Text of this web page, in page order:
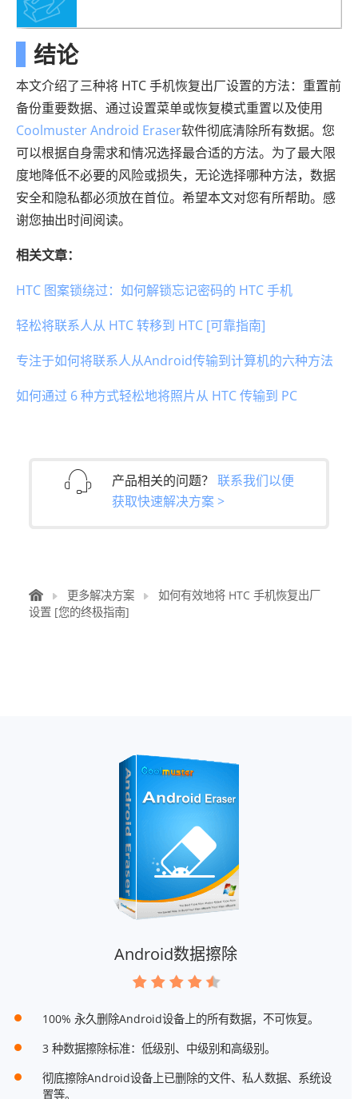
结论
本文介绍了三种将 HTC 手机恢复出厂设置的方法：重置前
备份重要数据、通过设置菜单或恢复模式重置以及使用
Coolmuster Android Eraser软件彻底清除所有数据。您
可以根据自身需求和情况选择最合适的方法。为了最大限
度地降低不必要的风险或损失，无论选择哪种方法，数据
安全和隐私都必须放在首位。希望本文对您有所帮助。感
谢您抽出时间阅读。
相关文章：
HTC 图案锁绕过：如何解锁忘记密码的 HTC 手机
轻松将联系人从 HTC 转移到 HTC [可靠指南]
专注于如何将联系人从Android传输到计算机的六种方法
如何通过 6 种方式轻松地将照片从 HTC 传输到 PC
产品相关的问题？ 联系我们以便
获取快速解决方案 >
更多解决方案
如何有效地将 HTC 手机恢复出厂
设置 [您的终极指南]
Android数据擦除
100% 永久删除Android设备上的所有数据，不可恢复。
3 种数据擦除标准：低级别、中级别和高级别。
彻底擦除Android设备上已删除的文件、私人数据、系统设
置等。